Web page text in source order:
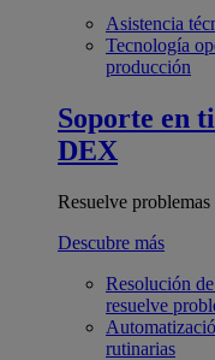
Asistencia
Tecnología
producción
Soporte en
DEX
Resuelve problemas
Descubre más
Resolución
resuelve
rutinarias